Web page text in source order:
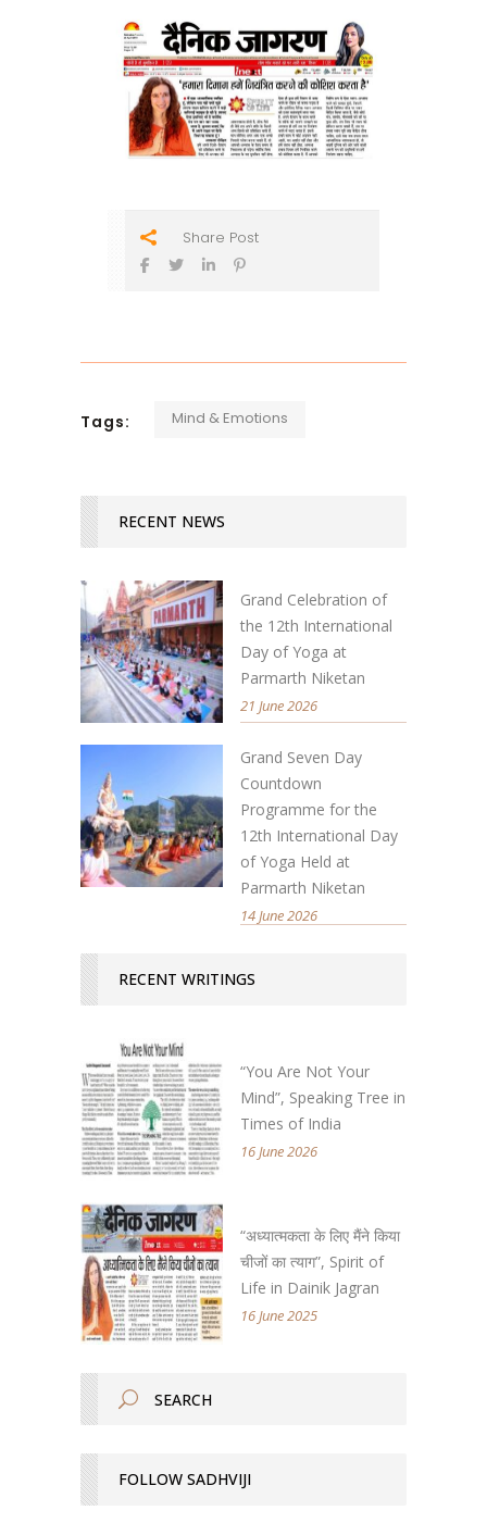
Share Post
Tags: Mind & Emotions
RECENT NEWS
Grand Celebration of
the 12th International
Day of Yoga at
Parmarth Niketan
21 June 2026
Grand Seven Day
Countdown
Programme for the
12th International Day
of Yoga Held at
Parmarth Niketan
14 June 2026
RECENT WRITINGS
“You Are Not Your
Mind”, Speaking Tree in
Times of India
16 June 2026
“अध्यात्मकता के लिए मैंने किया
चीजों का त्याग”, Spirit of
Life in Dainik Jagran
16 June 2025
FOLLOW SADHVIJI